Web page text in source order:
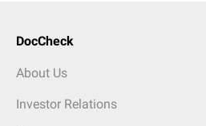
DocCheck
About Us
Investor Relations